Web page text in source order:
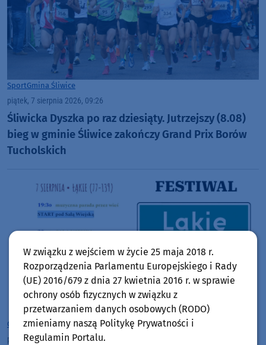
SportGmina Śliwice
piątek, 7 sierpnia 2026, 09:26
Śliwicka Dyszka po raz dziesiąty. Jutrzejszy (8.08)
bieg w gminie Śliwice zakończy Grand Prix Borów
Tucholskich
Gmina Lipnica
piątek, 7 sierpnia 2026, 09:18
W związku z wejściem w życie 25 maja 2018 r.
Rozporządzenia Parlamentu Europejskiego i Rady
(UE) 2016/679 z dnia 27 kwietnia 2016 r. w sprawie
ochrony osób fizycznych w związku z
przetwarzaniem danych osobowych (RODO)
zmieniamy naszą Politykę Prywatności i
Regulamin Portalu.